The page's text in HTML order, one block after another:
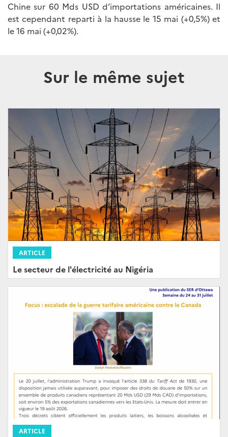
Chine sur 60 Mds USD d’importations américaines. Il
est cependant reparti à la hausse le 15 mai (+0,5%) et
le 16 mai (+0,02%).
Sur le même sujet
ARTICLE
Le secteur de l'électricité au Nigéria
ARTICLE